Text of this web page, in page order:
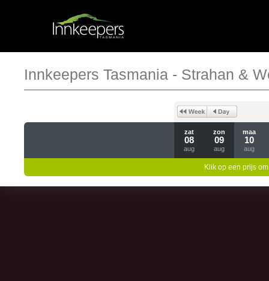
Innkeepers Tasmania - Strahan &
zat
08
aug
zon
09
aug
maa
10
aug
Klik op een prijs